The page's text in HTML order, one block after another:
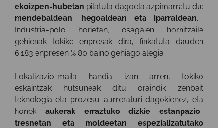
ekoizpen-hubetan pilatuta dagoela azpimarratu du:
mendebaldean, hegoaldean eta iparraldean.
Industria-polo horietan, osagaien hornitzaile
gehienak tokiko enpresak dira, finkatuta dauden
6.183 enpresen % 80 baino gehiago alegia.
Lokalizazio-maila handia izan arren, tokiko
eskaintzak hutsuneak ditu oraindik zenbait
teknologia eta prozesu aurreraturi dagokienez, eta
honek aukerak erraztuko dizkie estanpazio-
tresnetan eta moldeetan espezializatutako